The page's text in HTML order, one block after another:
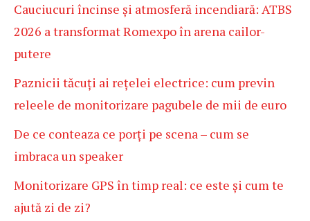
Cauciucuri încinse și atmosferă incendiară: ATBS
2026 a transformat Romexpo în arena cailor-
putere
Paznicii tăcuți ai rețelei electrice: cum previn
releele de monitorizare pagubele de mii de euro
De ce conteaza ce porți pe scena – cum se
imbraca un speaker
Monitorizare GPS în timp real: ce este și cum te
ajută zi de zi?